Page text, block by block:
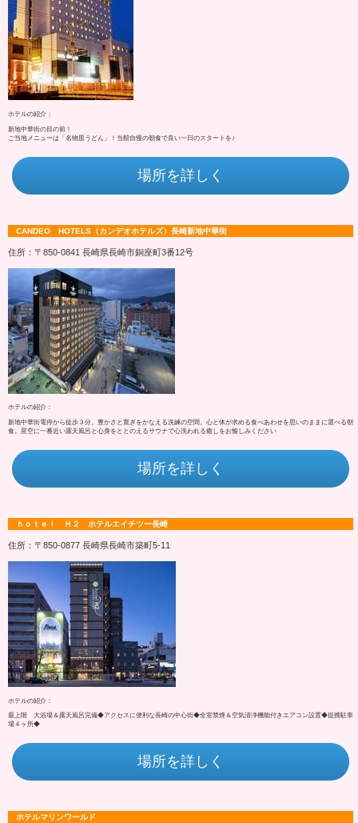
ホテルの紹介：
新地中華街の目の前！
ご当地メニューは「名物皿うどん」！当館自慢の朝食で良い一日のスタートを♪
場所を詳しく
CANDEO HOTELS（カンデオホテルズ）長崎新地中華街
住所：〒850-0841 長崎県長崎市銅座町3番12号
ホテルの紹介：
新地中華街電停から徒歩３分。豊かさと寛ぎをかなえる洗練の空間。心と体が求める食べあわせを思いのままに選べる朝
食。星空に一番近い露天風呂と心身をととのえるサウナで心洗われる癒しをお愉しみください
場所を詳しく
ｈｏｔｅｌ Ｈ２ ホテルエイチツー長崎
住所：〒850-0877 長崎県長崎市築町5-11
ホテルの紹介：
最上階 大浴場＆露天風呂完備◆アクセスに便利な長崎の中心街◆全室禁煙＆空気清浄機能付きエアコン設置◆提携駐車
場４ヶ所◆
場所を詳しく
ホテルマリンワールド